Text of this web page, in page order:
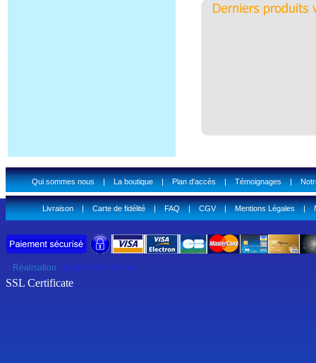
Qui sommes nous|La boutique|Plan d'accès|Témoignages|
Livraison|Carte de fidélité|FAQ|CGV|Mentions Légales|
Réalisation Imagine Web Online
SSL Certificate